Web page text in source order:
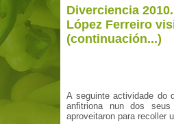
Diverciencia
López Ferreiro
(continuación...)
A seguinte actividade do
anfitriona nun dos
aproveitaron para recoller